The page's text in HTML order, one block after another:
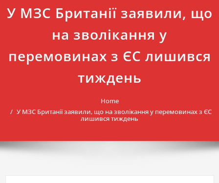
У МЗС Британії заявили, що
на зволікання у
перемовинах з ЄС лишився
тиждень
Home
У МЗС Британії заявили, що на зволікання у перемовинах з ЄС
лишився тиждень